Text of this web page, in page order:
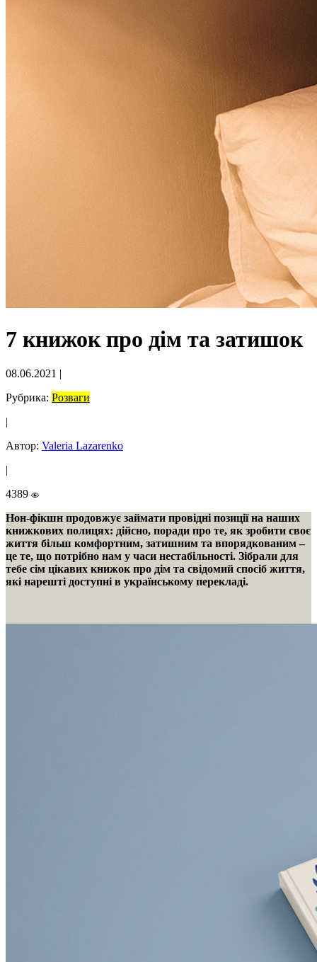
7 книжок про дім та затишок
08.06.2021 |
Рубрика: Розваги
|
Автор: Valeria Lazarenko
|
4389
Нон-фікшн продовжує займати провідні позиції на наших
книжкових полицях: дійсно, поради про те, як зробити своє
життя більш комфортним, затишним та впорядкованим –
це те, що потрібно нам у часи нестабільності. Зібрали для
тебе сім цікавих книжок про дім та свідомий спосіб життя,
які нарешті доступні в українському перекладі.